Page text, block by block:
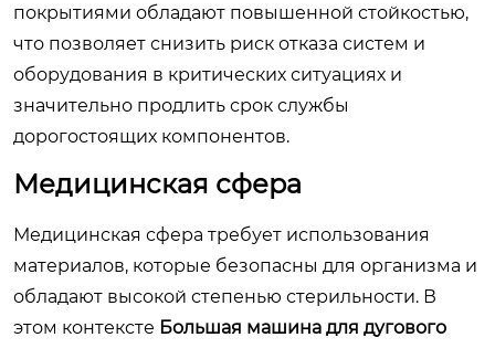
покрытиями обладают повышенной стойкостью,
что позволяет снизить риск отказа систем и
оборудования в критических ситуациях и
значительно продлить срок службы
дорогостоящих компонентов.
Медицинская сфера
Медицинская сфера требует использования
материалов, которые безопасны для организма и
обладают высокой степенью стерильности. В
этом контексте Большая машина для дугового